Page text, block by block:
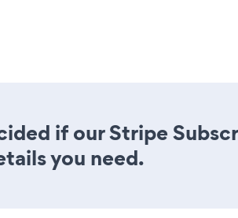
if our Stripe
you need.